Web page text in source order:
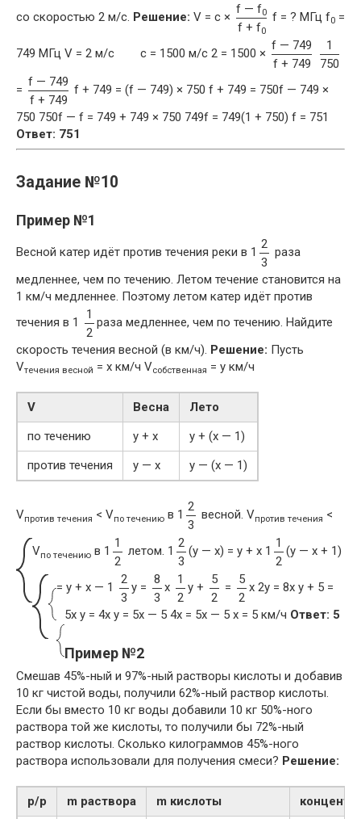
со скоростью 2 м/с. Решение: V = c ×
f — f0
f + f0
f = ? МГц f0 =
749 МГц V = 2 м/с c = 1500 м/с 2 = 1500 ×
f — 749
f + 749
1
750
=
f — 749
f + 749
f + 749 = (f — 749) × 750 f + 749 = 750f — 749 ×
750 750f — f = 749 + 749 × 750 749f = 749(1 + 750) f = 751
Ответ: 751
Задание №10
Пример №1
Весной катер идёт против течения реки в 1
2
3
раза
медленнее, чем по течению. Летом течение становится на
1 км/ч медленнее. Поэтому летом катер идёт против
течения в 1
1
2
раза медленнее, чем по течению. Найдите
скорость течения весной (в км/ч). Решение: Пусть
Vтечения весной = x км/ч Vсобственная = y км/ч
V Весна
Лето
по течению
y + x
y + (x — 1)
против течения
y — x y — (x — 1)
Vпротив течения < Vпо течению в 1
2
3
весной. Vпротив течения <
Vпо течению в 1
1
2
летом. 1
2
3
(y — x) = y + x 1
1
2
(y — x + 1)
= y + x — 1
2
3
y =
8
3
x
1
2
y +
5
2
=
5
2
x 2y = 8x y + 5 =
5x y = 4x y = 5x — 5 4x = 5x — 5 x = 5 км/ч Ответ: 5
Пример №2
Смешав 45%-ный и 97%-ный растворы кислоты и добавив
10 кг чистой воды, получили 62%-ный раствор кислоты.
Если бы вместо 10 кг воды добавили 10 кг 50%-ного
раствора той же кислоты, то получили бы 72%-ный
раствор кислоты. Сколько килограммов 45%-ного
раствора использовали для получения смеси? Решение:
р/р m раствора m кислоты